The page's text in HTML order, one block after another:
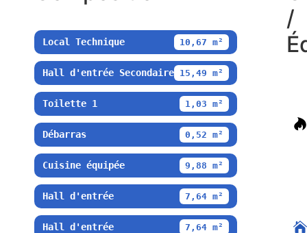
Local Technique 10,67 m²
Hall d'entrée Secondaire 15,49 m²
Toilette 1 1,03 m²
Débarras 0,52 m²
Cuisine équipée 9,88 m²
Hall d'entrée 7,64 m²
Hall d'entrée 7,64 m²
/